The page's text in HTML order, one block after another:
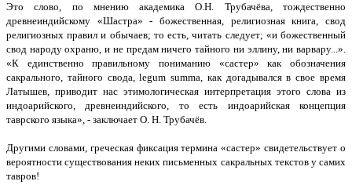
Это слово, по мнению академика О.Н. Трубачёва, тождественно
древнеиндийскому «Шастра» - божественная, религиозная книга, свод
религиозных правил и обычаев; то есть, читать следует; «и божественный
свод народу охраню, и не предам ничего тайного ни эллину, ни варвару...».
«К единственно правильному пониманию «састер» как обозначения
сакрального, тайного свода, legum summa, как догадывался в свое время
Латышев, приводит нас этимологическая интерпретация этого слова из
индоарийского, древнеиндийского, то есть индоарийская концепция
таврского языка», - заключает О. Н. Трубачёв.
Другими словами, греческая фиксация термина «састер» свидетельствует о
вероятности существования неких письменных сакральных текстов у самих
тавров!